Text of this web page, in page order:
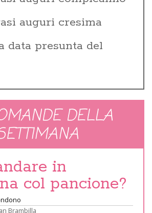
auguri cresima
data presunta del
DELLA
in
col pancione?
Brambilla